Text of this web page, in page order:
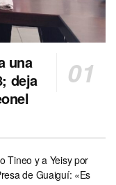
una
deja
Tineo y a Yeisy por
de Guaiguí: «Es